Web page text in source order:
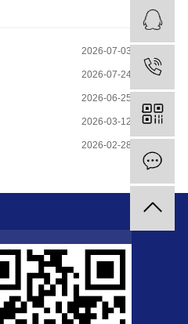
2026-07-03
2026-07-24
2026-06-25
2026-03-12
2026-02-28